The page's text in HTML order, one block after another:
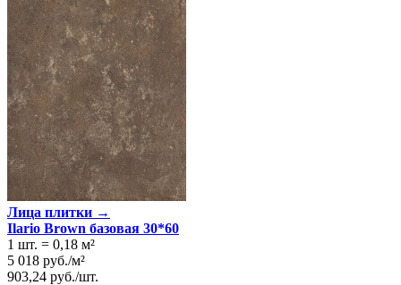
Лица плитки →
Ilario Brown базовая 30*60
1 шт. = 0,18 м²
5 018 руб./м²
903,24 руб./шт.